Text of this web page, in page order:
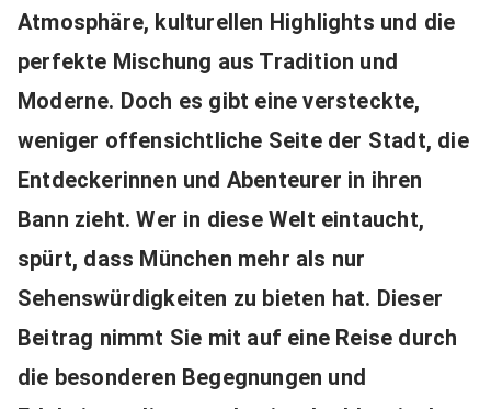
Atmosphäre, kulturellen Highlights und die
perfekte Mischung aus Tradition und
Moderne. Doch es gibt eine versteckte,
weniger offensichtliche Seite der Stadt, die
Entdeckerinnen und Abenteurer in ihren
Bann zieht. Wer in diese Welt eintaucht,
spürt, dass München mehr als nur
Sehenswürdigkeiten zu bieten hat. Dieser
Beitrag nimmt Sie mit auf eine Reise durch
die besonderen Begegnungen und